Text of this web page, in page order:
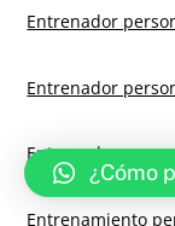
Entrenador
Entrenador
Entrenador
Entrenamiento
¿Cómo